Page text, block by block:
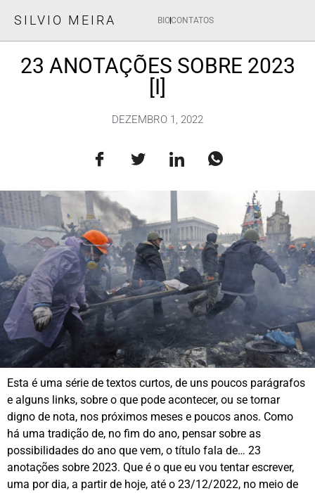
SILVIO MEIRA BIOCONTATOS
23 ANOTAÇÕES SOBRE 2023
[I]
DEZEMBRO 1, 2022
Esta é uma série de textos curtos, de uns poucos parágrafos
e alguns links, sobre o que pode acontecer, ou se tornar
digno de nota, nos próximos meses e poucos anos. Como
há uma tradição de, no fim do ano, pensar sobre as
possibilidades do ano que vem, o título fala de… 23
anotações sobre 2023. Que é o que eu vou tentar escrever,
uma por dia, a partir de hoje, até o 23/12/2022, no meio de